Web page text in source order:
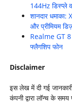
144Hz डिस्प्ले
शानदार
और प्रीमियम
Realme GT 8
फ्लैगशिप फोन
Disclaimer
इस लेख में दी गई
कंपनी द्वारा लॉन्च के